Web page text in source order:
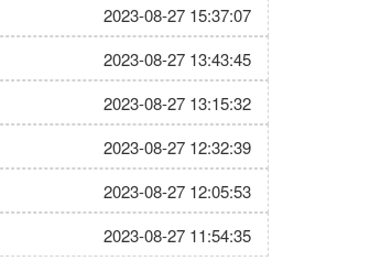
2023-08-27 15:37:07
2023-08-27 13:43:45
2023-08-27 13:15:32
2023-08-27 12:32:39
2023-08-27 12:05:53
2023-08-27 11:54:35